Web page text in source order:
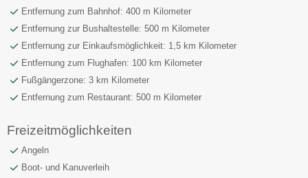
Entfernung zum Bahnhof: 400 m Kilometer
Entfernung zur Bushaltestelle: 500 m Kilometer
Entfernung zur Einkaufsmöglichkeit: 1,5 km Kilometer
Entfernung zum Flughafen: 100 km Kilometer
Fußgängerzone: 3 km Kilometer
Entfernung zum Restaurant: 500 m Kilometer
Freizeitmöglichkeiten
Angeln
Boot- und Kanuverleih